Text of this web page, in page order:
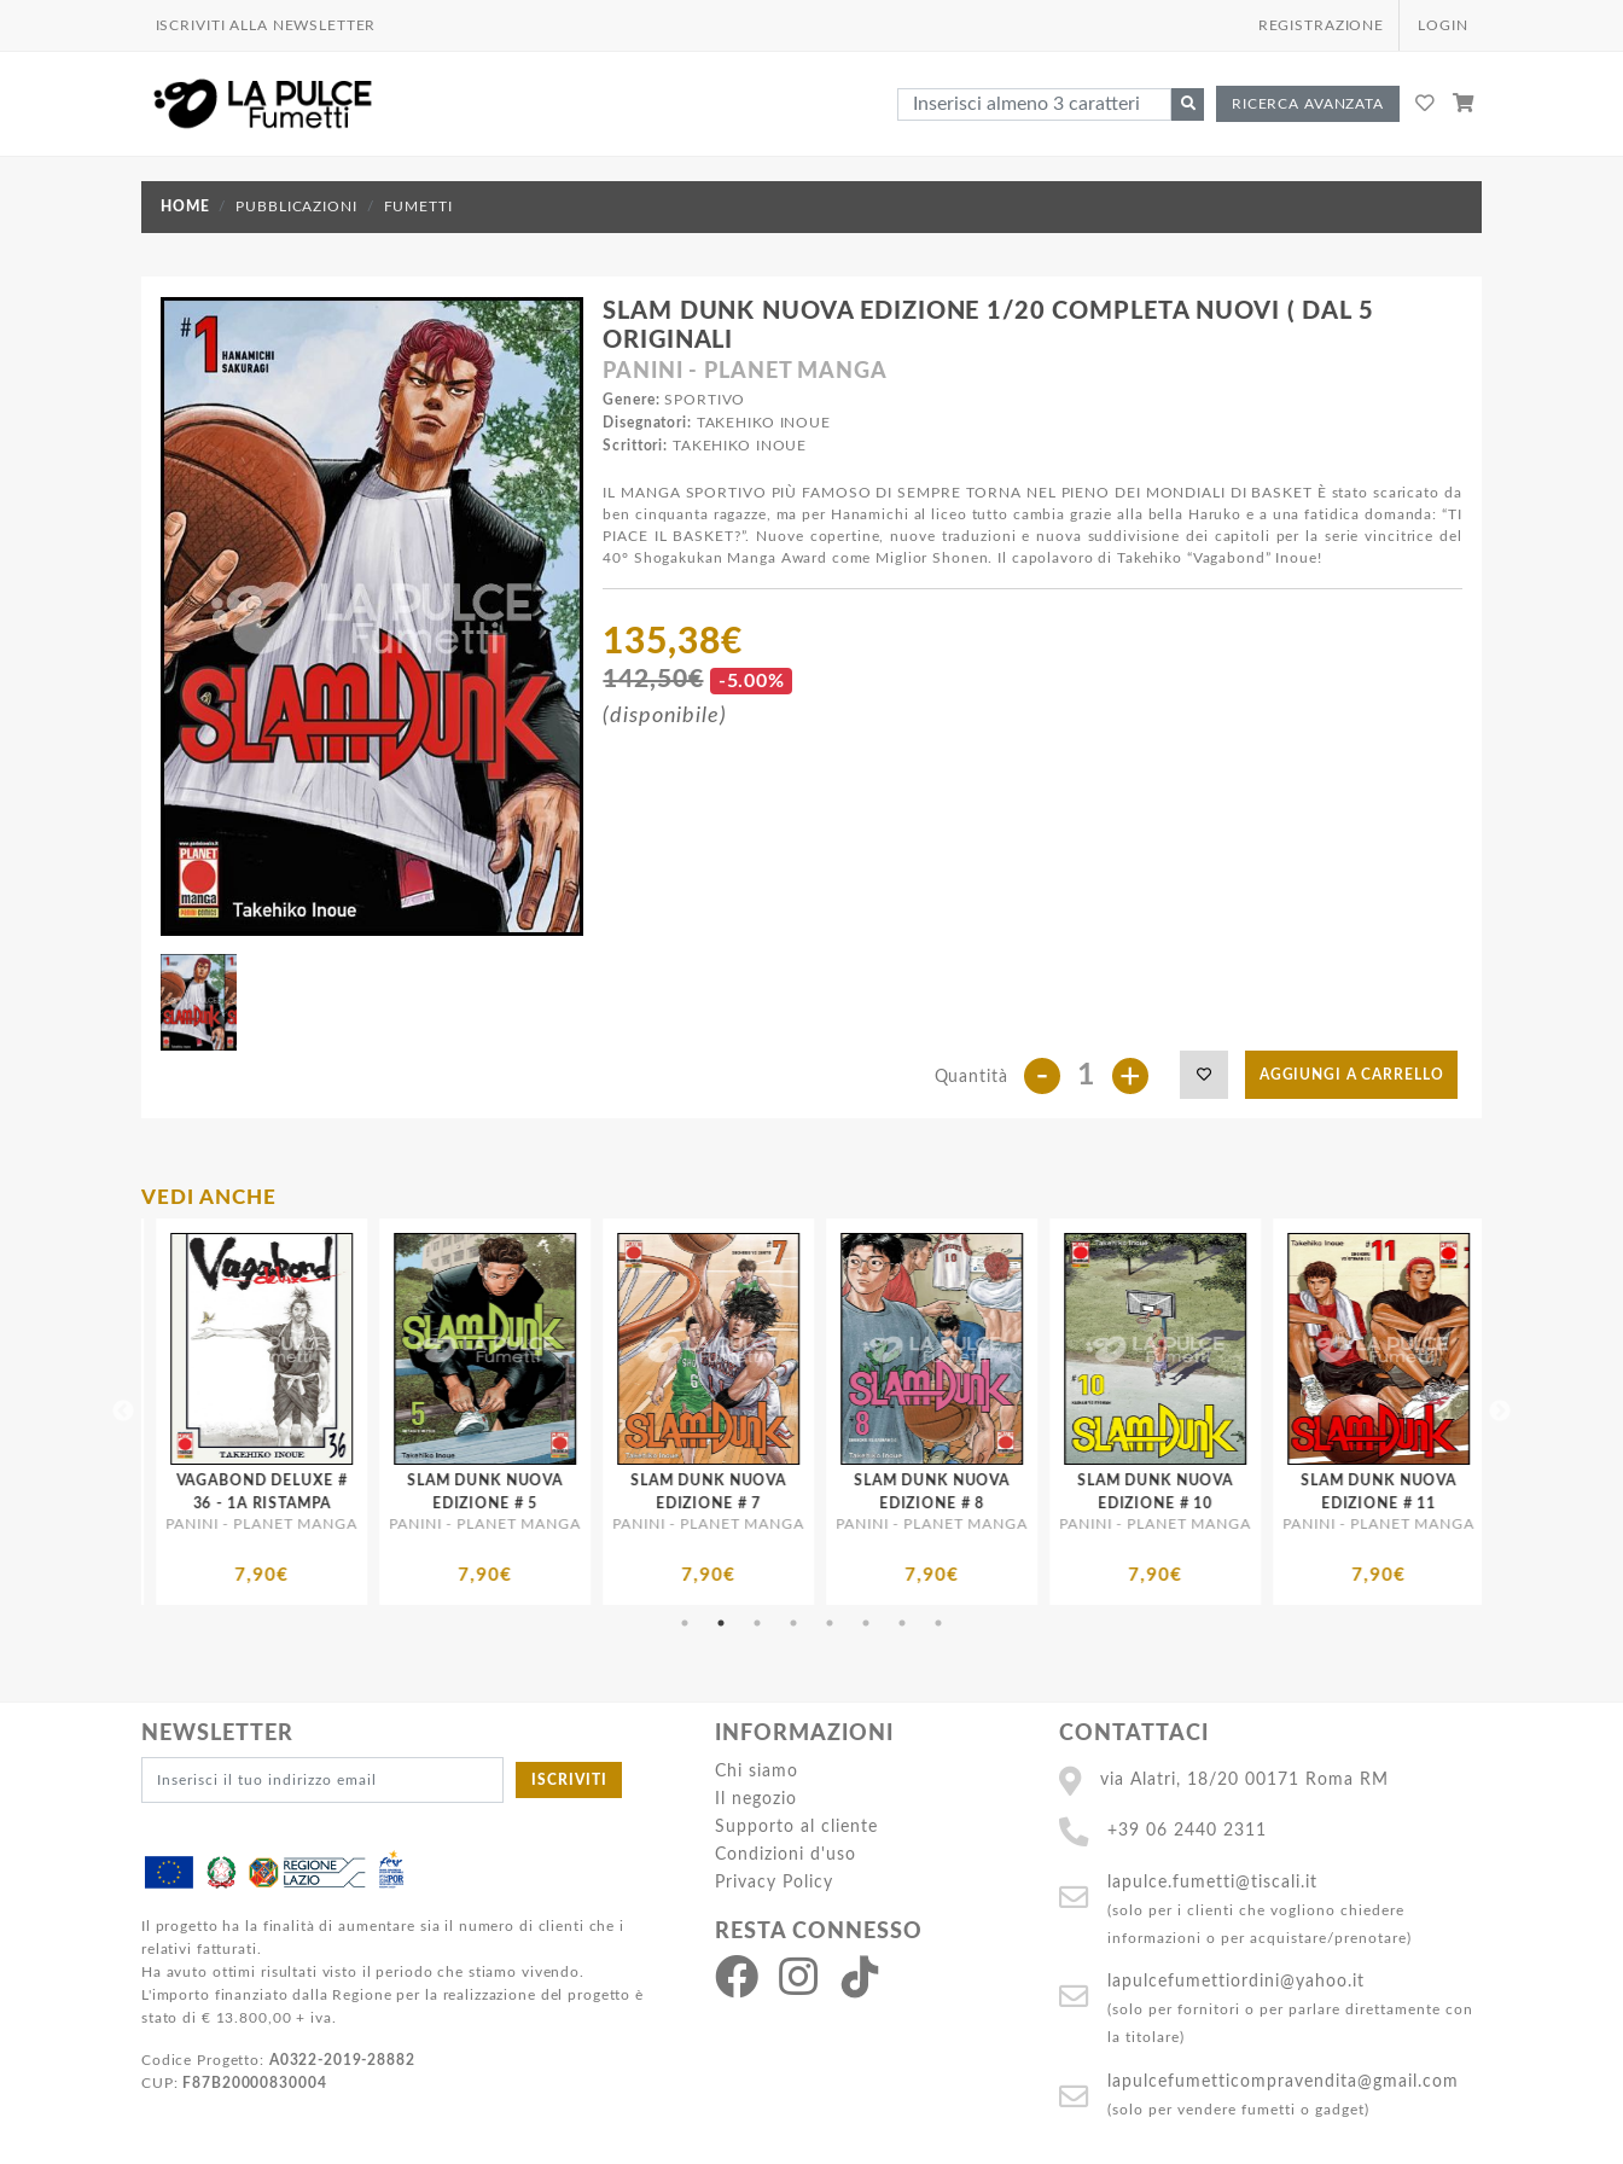
ISCRIVITI ALLA NEWSLETTER REGISTRAZIONE LOGIN
RICERCA AVANZATA
HOME PUBBLICAZIONI FUMETTI
SLAM DUNK NUOVA EDIZIONE 1/20 COMPLETA NUOVI ( DAL 5
ORIGINALI
PANINI - PLANET MANGA
Genere: SPORTIVO
Disegnatori: TAKEHIKO INOUE
Scrittori: TAKEHIKO INOUE
IL MANGA SPORTIVO PIÙ FAMOSO DI SEMPRE TORNA NEL PIENO DEI MONDIALI DI BASKET È stato scaricato da
ben cinquanta ragazze, ma per Hanamichi al liceo tutto cambia grazie alla bella Haruko e a una fatidica domanda: “TI
PIACE IL BASKET?”. Nuove copertine, nuove traduzioni e nuova suddivisione dei capitoli per la serie vincitrice del
40° Shogakukan Manga Award come Miglior Shonen. Il capolavoro di Takehiko “Vagabond” Inoue!
135,38€
142,50€ -5.00%
(disponibile)
Quantità - + AGGIUNGI A CARRELLO
VEDI ANCHE
VAGABOND DELUXE #
36 - 1A RISTAMPA
PANINI - PLANET MANGA
7,90€
SLAM DUNK NUOVA
EDIZIONE # 5
PANINI - PLANET MANGA
7,90€
SLAM DUNK NUOVA
EDIZIONE # 7
PANINI - PLANET MANGA
7,90€
SLAM DUNK NUOVA
EDIZIONE # 8
PANINI - PLANET MANGA
7,90€
SLAM DUNK NUOVA
EDIZIONE # 10
PANINI - PLANET MANGA
7,90€
SLAM DUNK NUOVA
EDIZIONE # 11
PANINI - PLANET MANGA
7,90€
NEWSLETTER
ISCRIVITI
Il progetto ha la finalità di aumentare sia il numero di clienti che i
relativi fatturati.
Ha avuto ottimi risultati visto il periodo che stiamo vivendo.
L'importo finanziato dalla Regione per la realizzazione del progetto è
stato di € 13.800,00 + iva.
Codice Progetto: A0322-2019-28882
CUP: F87B20000830004
INFORMAZIONI
Chi siamo
Il negozio
Supporto al cliente
Condizioni d'uso
Privacy Policy
RESTA CONNESSO
CONTATTACI
via Alatri, 18/20 00171 Roma RM
+39 06 2440 2311
lapulce.fumetti@tiscali.it
(solo per i clienti che vogliono chiedere
informazioni o per acquistare/prenotare)
lapulcefumettiordini@yahoo.it
(solo per fornitori o per parlare direttamente con
la titolare)
lapulcefumetticompravendita@gmail.com
(solo per vendere fumetti o gadget)